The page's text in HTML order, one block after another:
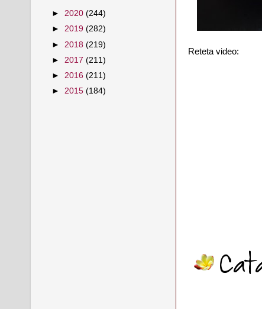
Reteta video:
► 2020 (244)
► 2019 (282)
► 2018 (219)
► 2017 (211)
► 2016 (211)
► 2015 (184)